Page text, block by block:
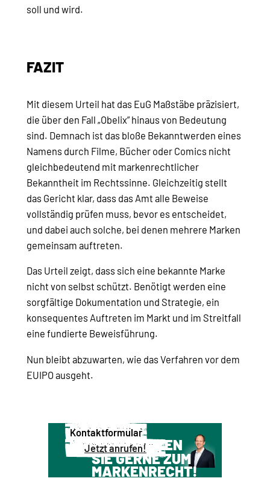
soll und wird.
FAZIT
Mit diesem Urteil hat das EuG Maßstäbe präzisiert,
die über den Fall „Obelix” hinaus von Bedeutung
sind. Demnach ist das bloße Bekanntwerden eines
Namens durch Filme, Bücher oder Comics nicht
gleichbedeutend mit markenrechtlicher
Bekanntheit im Rechtssinne. Gleichzeitig stellt
das Gericht klar, dass das Amt alle Beweise
vollständig prüfen muss, bevor es entscheidet,
und dabei auch solche, bei denen mehrere Marken
gemeinsam auftreten.
Das Urteil zeigt, dass sich eine bekannte Marke
nicht von selbst schützt. Benötigt werden eine
sorgfältige Dokumentation und Strategie, ein
konsequentes Auftreten im Markt und im Streitfall
eine fundierte Beweisführung.
Nun bleibt abzuwarten, wie das Verfahren vor dem
EUIPO ausgeht.
WIR BERATEN
SIE GERNE ZUM
MARKENRECHT!
Kontaktformular
Jetzt anrufen!